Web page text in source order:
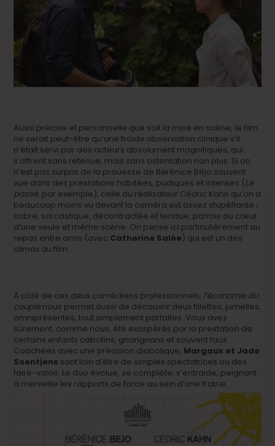
Aussi précise et personnelle que soit la mise en scène, le film
ne serait peut-être qu’une froide observation clinique s’il
n’était servi par des acteurs absolument magnifiques, qui
s’offrent sans retenue, mais sans ostentation non plus. Si on
n’est pas surpris de la prouesse de Bérénice Béjo souvent
vue dans des prestations habitées, pudiques et intenses (Le
passé, par exemple), celle du réalisateur Cédric Kahn qu’on a
beaucoup moins vu devant la caméra est assez stupéfiante ;
sobre, sarcastique, décontractée et tendue, parfois au cœur
d’une seule et même scène. On pense ici particulièrement au
repas entre amis (avec Catherine Salée) qui est un des
climax du film.
À côté de ces deux comédiens professionnels, l’économie du
couple nous permet aussi de découvrir deux fillettes, jumelles,
omniprésentes, tout simplement parfaites. Vous avez
sûrement, comme nous, été exaspérés par la prestation de
certains enfants cabotins, gnangnans et souvent faux.
Coachées avec une précision diabolique, Margaux et Jade
Soentjens sont loin d’être de simples spectatrices ou des
faire-valoir. Le duo évolue, se complète, s’entraide, peignant
à merveille les rapports de force au sein d’une fratrie.